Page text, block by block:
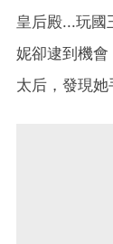
皇后殿...玩國
妮卻逮到機
太后，發現她